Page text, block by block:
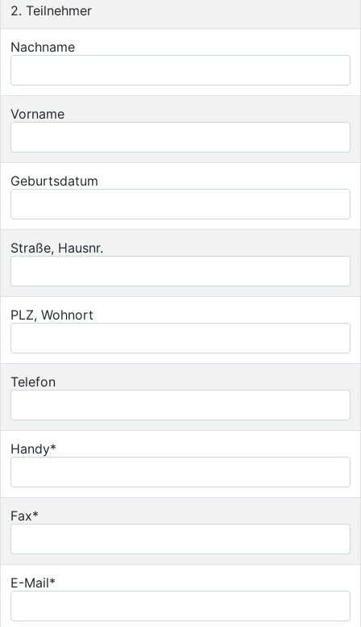
2. Teilnehmer
Nachname
Vorname
Geburtsdatum
Straße, Hausnr.
PLZ, Wohnort
Telefon
Handy*
Fax*
E-Mail*